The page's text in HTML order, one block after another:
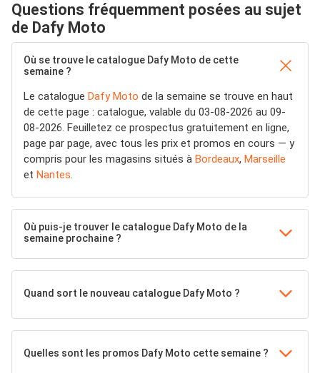
Questions fréquemment posées au sujet
de Dafy Moto
Où se trouve le catalogue Dafy Moto de cette
semaine ?
Le catalogue Dafy Moto de la semaine se trouve en haut
de cette page : catalogue, valable du 03-08-2026 au 09-
08-2026. Feuilletez ce prospectus gratuitement en ligne,
page par page, avec tous les prix et promos en cours — y
compris pour les magasins situés à Bordeaux, Marseille
et Nantes.
Où puis-je trouver le catalogue Dafy Moto de la
semaine prochaine ?
Quand sort le nouveau catalogue Dafy Moto ?
Quelles sont les promos Dafy Moto cette semaine ?